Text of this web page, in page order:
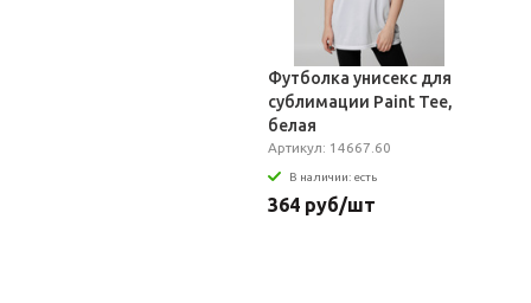
Футболка унисекс для
сублимации Paint Tee,
белая
Артикул: 14667.60
В наличии: есть
364 руб/шт